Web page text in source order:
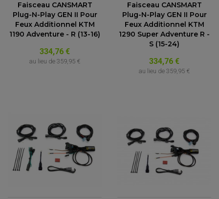
PARTIE CYCLE QUAD
AMORTISSEURS QUAD / SSV
BIELLETTES DE DIRECTION
CÂBLE ACCÉLÉRATEUR / EMBRAYAGE / STARTER
COLONNE DE DIRECTION QUAD
Faisceau CANSMART
Plug-N-Play GEN II Pour
Feux Additionnel KTM
1190 Adventure - R (13-16)
334,76 €
au lieu de 359,95 €
Faisceau CANSMART
Plug-N-Play GEN II Pour
Feux Additionnel KTM
1290 Super Adventure R -
S (15-24)
334,76 €
au lieu de 359,95 €